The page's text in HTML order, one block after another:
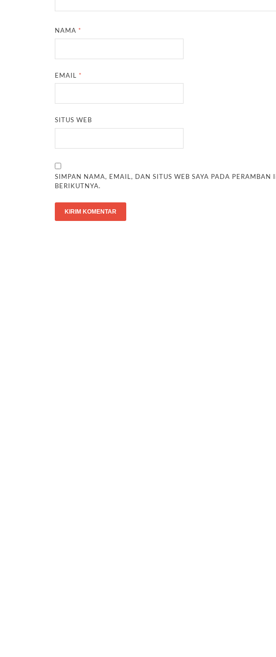
NAMA *
EMAIL *
SITUS WEB
SIMPAN NAMA, EMAIL, DAN SITUS WEB SAYA PADA PERAMBAN
BERIKUTNYA.